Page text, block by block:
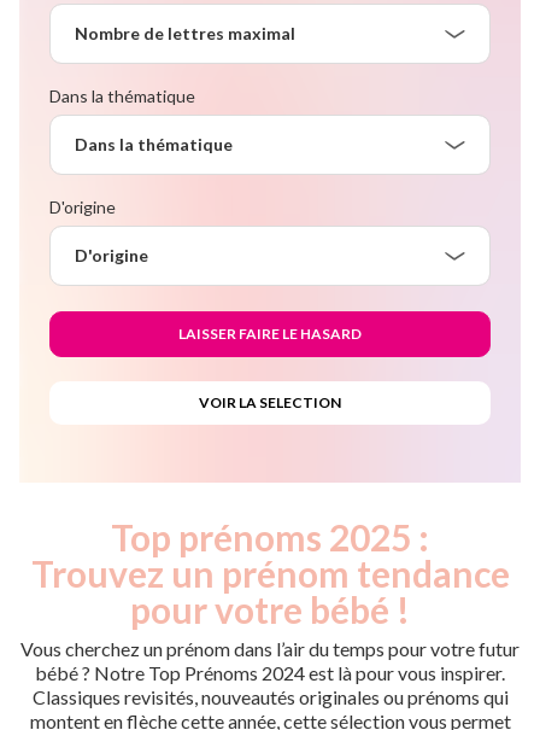
Nombre de lettres maximal
Dans la thématique
Dans la thématique
D'origine
D'origine
Top prénoms 2025 :
Trouvez un prénom tendance
pour votre bébé !
Vous cherchez un prénom dans l’air du temps pour votre futur
bébé ? Notre Top Prénoms 2024 est là pour vous inspirer.
Classiques revisités, nouveautés originales ou prénoms qui
montent en flèche cette année, cette sélection vous permet